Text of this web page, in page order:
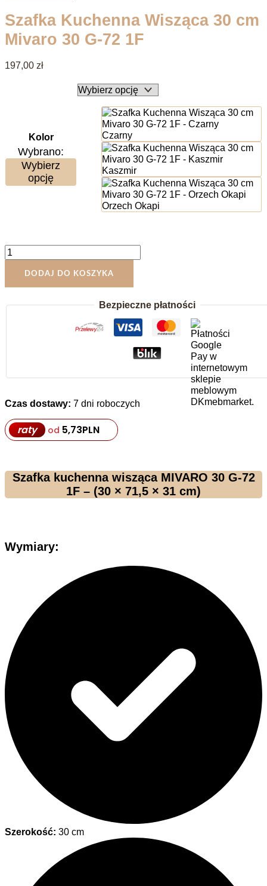
Szafka Kuchenna Wisząca 30 cm
Mivaro 30 G-72 1F
197,00 zł
Kolor
Wybrano:
Wybierz
opcję
Czarny
Kaszmir
Orzech Okapi
ilość
Szafka
Kuchenna
cm
DODAJ DO KOSZYKA
Bezpieczne płatności
Czas dostawy: 7 dni roboczych
raty od 5,73PLN
Szafka kuchenna wisząca MIVARO 30 G-72
1F – (30 × 71,5 × 31 cm)
Wymiary:
Szerokość: 30 cm